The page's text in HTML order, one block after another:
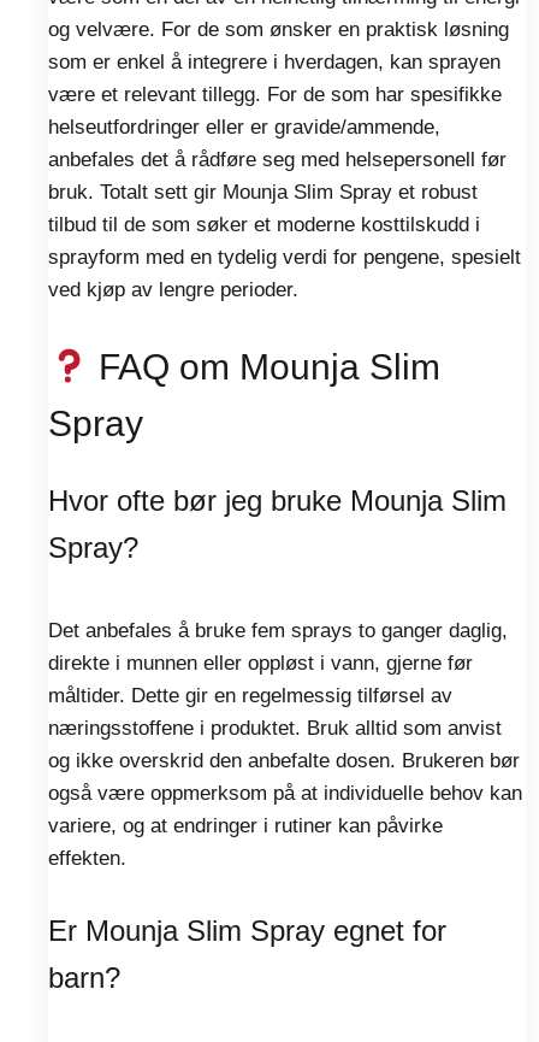
og velvære. For de som ønsker en praktisk løsning
som er enkel å integrere i hverdagen, kan sprayen
være et relevant tillegg. For de som har spesifikke
helseutfordringer eller er gravide/ammende,
anbefales det å rådføre seg med helsepersonell før
bruk. Totalt sett gir Mounja Slim Spray et robust
tilbud til de som søker et moderne kosttilskudd i
sprayform med en tydelig verdi for pengene, spesielt
ved kjøp av lengre perioder.
FAQ om Mounja Slim
Spray
Hvor ofte bør jeg bruke Mounja Slim
Spray?
Det anbefales å bruke fem sprays to ganger daglig,
direkte i munnen eller oppløst i vann, gjerne før
måltider. Dette gir en regelmessig tilførsel av
næringsstoffene i produktet. Bruk alltid som anvist
og ikke overskrid den anbefalte dosen. Brukeren bør
også være oppmerksom på at individuelle behov kan
variere, og at endringer i rutiner kan påvirke
effekten.
Er Mounja Slim Spray egnet for
barn?